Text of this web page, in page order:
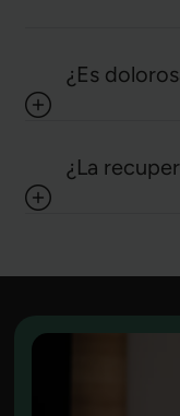
¿Es
¿La